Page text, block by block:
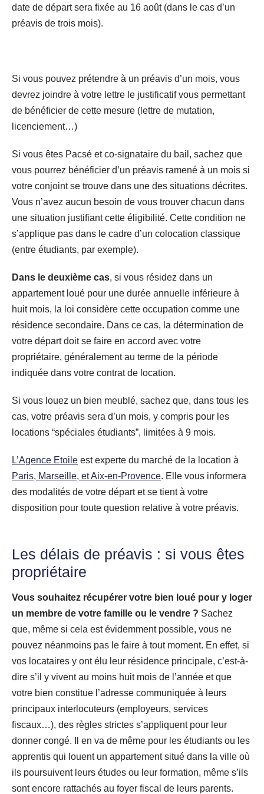
date de départ sera fixée au 16 août (dans le cas d’un
préavis de trois mois).
Si vous pouvez prétendre à un préavis d’un mois, vous
devrez joindre à votre lettre le justificatif vous permettant
de bénéficier de cette mesure (lettre de mutation,
licenciement…)
Si vous êtes Pacsé et co-signataire du bail, sachez que
vous pourrez bénéficier d’un préavis ramené à un mois si
votre conjoint se trouve dans une des situations décrites.
Vous n’avez aucun besoin de vous trouver chacun dans
une situation justifiant cette éligibilité. Cette condition ne
s’applique pas dans le cadre d’un colocation classique
(entre étudiants, par exemple).
Dans le deuxième cas, si vous résidez dans un
appartement loué pour une durée annuelle inférieure à
huit mois, la loi considère cette occupation comme une
résidence secondaire. Dans ce cas, la détermination de
votre départ doit se faire en accord avec votre
propriétaire, généralement au terme de la période
indiquée dans votre contrat de location.
Si vous louez un bien meublé, sachez que, dans tous les
cas, votre préavis sera d’un mois, y compris pour les
locations “spéciales étudiants”, limitées à 9 mois.
L’Agence Etoile est experte du marché de la location à
Paris, Marseille, et Aix-en-Provence. Elle vous informera
des modalités de votre départ et se tient à votre
disposition pour toute question relative à votre préavis.
Les délais de préavis : si vous êtes
propriétaire
Vous souhaitez récupérer votre bien loué pour y loger
un membre de votre famille ou le vendre ? Sachez
que, même si cela est évidemment possible, vous ne
pouvez néanmoins pas le faire à tout moment. En effet, si
vos locataires y ont élu leur résidence principale, c’est-à-
dire s’il y vivent au moins huit mois de l’année et que
votre bien constitue l’adresse communiquée à leurs
principaux interlocuteurs (employeurs, services
fiscaux…), des règles strictes s’appliquent pour leur
donner congé. Il en va de même pour les étudiants ou les
apprentis qui louent un appartement situé dans la ville où
ils poursuivent leurs études ou leur formation, même s’ils
sont encore rattachés au foyer fiscal de leurs parents.